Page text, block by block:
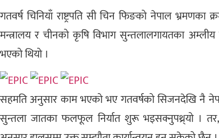
गतवर्ष चिनियाँ राष्ट्रपति सी चिन फिङको नेपाल
मन्त्रालय र चीनको कृषि विभाग सुन्तलालगायतका
भएको थियो ।
सहमति अनुसार काम भएको भए गतवर्षको सिजनदेखि नै
सुन्तला जातका फलफूल निर्यात शुरू भइसक्नुपथ्र्यो ।